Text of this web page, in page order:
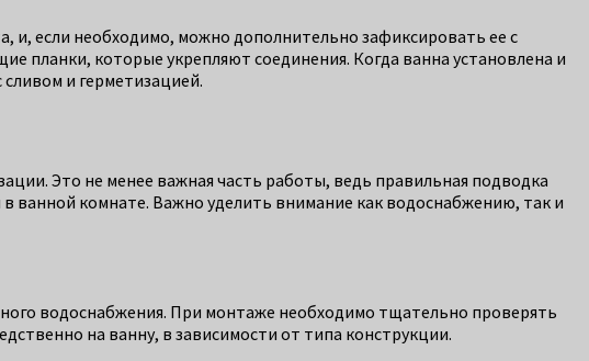
и, если необходимо, можно дополнительно зафиксировать ее с
планки, которые укрепляют соединения. Когда ванна установлена и
и герметизацией.
Это не менее важная часть работы, ведь правильная подводка
ванной комнате. Важно уделить внимание как водоснабжению, так и
водоснабжения. При монтаже необходимо тщательно проверять
на ванну, в зависимости от типа конструкции.